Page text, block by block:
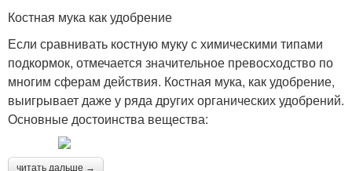
Костная мука как удобрение
Если сравнивать костную муку с химическими типами
подкормок, отмечается значительное превосходство по
многим сферам действия. Костная мука, как удобрение,
выигрывает даже у ряда других органических удобрений.
Основные достоинства вещества:
читать дальше →